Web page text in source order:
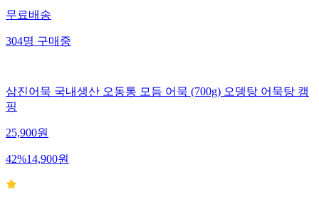
무료배송
304명구매중
삼진어묵 국내생산 오동통 모듬 어묵 (700g) 오뎅탕 어묵탕 캠
핑
25,900원
42%14,900원